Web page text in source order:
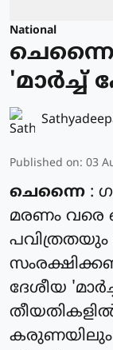
National
Published on: 03
ചെന്നൈ :
മരണം വരെ
ദേശീയ
കരുണയിലും